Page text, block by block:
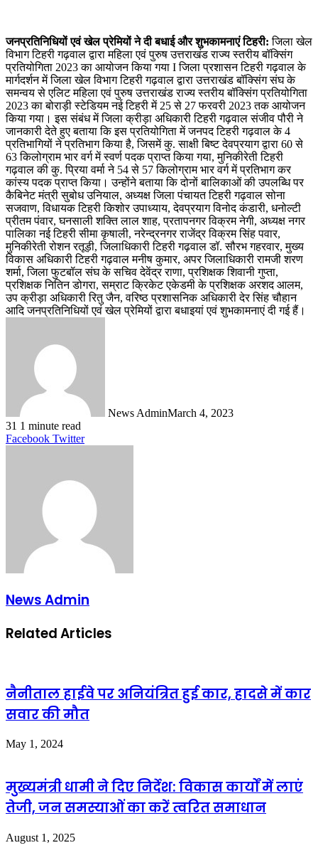
जनप्रतिनिधियों एवं खेल प्रेमियों ने दी बधाई और शुभकामनाएं टिहरी: जिला खेल
विभाग टिहरी गढ़वाल द्वारा महिला एवं पुरुष उत्तराखंड राज्य स्तरीय बॉक्सिंग
प्रतियोगिता 2023 का आयोजन किया गया I जिला प्रशासन टिहरी गढ़वाल के
मार्गदर्शन में जिला खेल विभाग टिहरी गढ़वाल द्वारा उत्तराखंड बॉक्सिंग संघ के
समन्वय से एलिट महिला एवं पुरुष उत्तराखंड राज्य स्तरीय बॉक्सिंग प्रतियोगिता
2023 का बोराड़ी स्टेडियम नई टिहरी में 25 से 27 फरवरी 2023 तक आयोजन
किया गया। इस संबंध में जिला क्रीड़ा अधिकारी टिहरी गढ़वाल संजीव पौरी ने
जानकारी देते हुए बताया कि इस प्रतियोगिता में जनपद टिहरी गढ़वाल के 4
प्रतिभागियों ने प्रतिभाग किया है, जिसमें कु. साक्षी बिष्ट देवप्रयाग द्वारा 60 से
63 किलोग्राम भार वर्ग में स्वर्ण पदक प्राप्त किया गया, मुनिकीरेती टिहरी
गढ़वाल की कु. प्रिया वर्मा ने 54 से 57 किलोग्राम भार वर्ग में प्रतिभाग कर
कांस्य पदक प्राप्त किया। उन्होंने बताया कि दोनों बालिकाओं की उपलब्धि पर
कैबिनेट मंत्री सुबोध उनियाल, अध्यक्ष जिला पंचायत टिहरी गढ़वाल सोना
सजवाण, विधायक टिहरी किशोर उपाध्याय, देवप्रयाग विनोद कंडारी, धनोल्टी
प्रीतम पंवार, घनसाली शक्ति लाल शाह, प्रतापनगर विक्रम नेगी, अध्यक्ष नगर
पालिका नई टिहरी सीमा कृषाली, नरेन्द्रनगर राजेंद्र विक्रम सिंह पवार,
मुनिकीरेती रोशन रतूड़ी, जिलाधिकारी टिहरी गढ़वाल डॉ. सौरभ गहरवार, मुख्य
विकास अधिकारी टिहरी गढ़वाल मनीष कुमार, अपर जिलाधिकारी रामजी शरण
शर्मा, जिला फुटबॉल संघ के सचिव देवेंद्र राणा, प्रशिक्षक शिवानी गुप्ता,
प्रशिक्षक नितिन डोगरा, सम्राट क्रिकेट एकेडमी के प्रशिक्षक अरशद आलम,
उप क्रीड़ा अधिकारी रितु जैन, वरिष्ठ प्रशासनिक अधिकारी देर सिंह चौहान
आदि जनप्रतिनिधियों एवं खेल प्रेमियों द्वारा बधाइयां एवं शुभकामनाएं दी गई हैं।
News AdminMarch 4, 2023
31 1 minute read
Facebook TwitterLinkedIn
Tumblr
Pinterest
Reddit
VKontakte
Share
Print
News Admin
Related Articles
नैनीताल हाईवे पर अनियंत्रित हुई कार, हादसे में कार
सवार की मौत
May 1, 2024
मुख्यमंत्री धामी ने दिए निर्देश: विकास कार्यों में लाएं
तेजी, जन समस्याओं का करें त्वरित समाधान
August 1, 2025